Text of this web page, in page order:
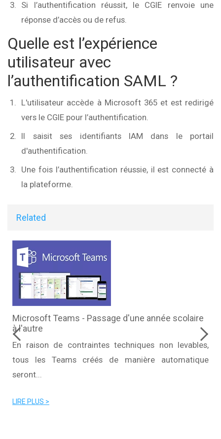
Si l’authentification réussit, le CGIE renvoie une
réponse d’accès ou de refus.
Quelle est l’expérience
utilisateur avec
l’authentification SAML ?
L'utilisateur accède à Microsoft 365 et est redirigé
vers le CGIE pour l’authentification.
Il saisit ses identifiants IAM dans le portail
d'authentification.
Une fois l’authentification réussie, il est connecté à
la plateforme.
Related
Microsoft Teams - Passage d'une année scolaire
à l'autre
En raison de contraintes techniques non levables,
tous les Teams créés de manière automatique
seront...
LIRE PLUS >